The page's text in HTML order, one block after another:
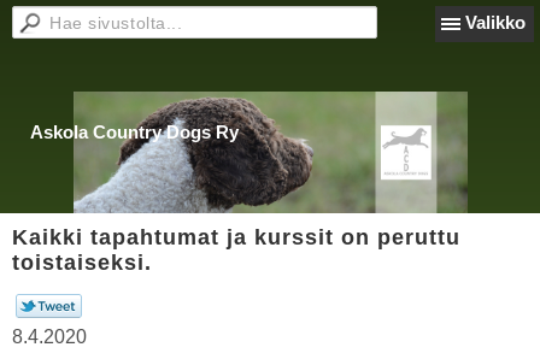
Valikko
Askola Country Dogs Ry
Kaikki tapahtumat ja kurssit on peruttu
toistaiseksi.
8.4.2020